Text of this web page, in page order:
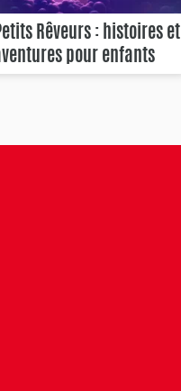
Rêveurs : histoires et
pour enfants